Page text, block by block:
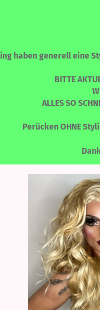
haben generell eine
BITTE
ALLES SO
Perücken OHNE
LACEFRONT PERÜCKEN